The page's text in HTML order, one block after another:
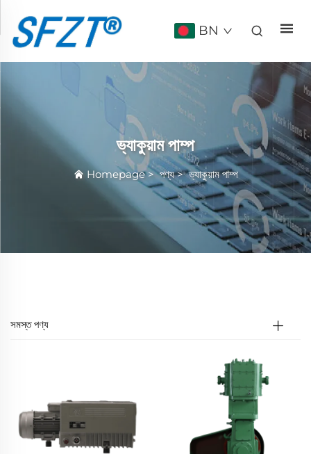
BN
ভ্যাকুয়াম পাম্প
Homepage>পণ্য>ভ্যাকুয়াম পাম্প
সমস্ত পণ্য